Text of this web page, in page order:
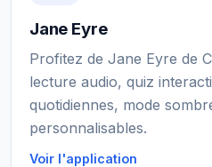
Jane Eyre
Profitez de Jane Eyre de
lecture audio, quiz
quotidiennes, mode
personnalisables.
Voir l'application